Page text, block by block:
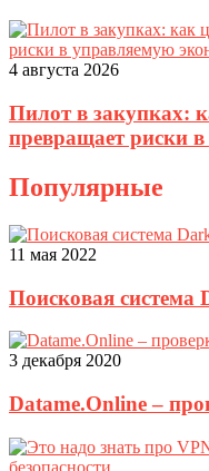
4 августа 2026
Пилот в закупках:
превращает риски
Популярные
11 мая 2022
Поисковая система
3 декабря 2020
Datame.Online –